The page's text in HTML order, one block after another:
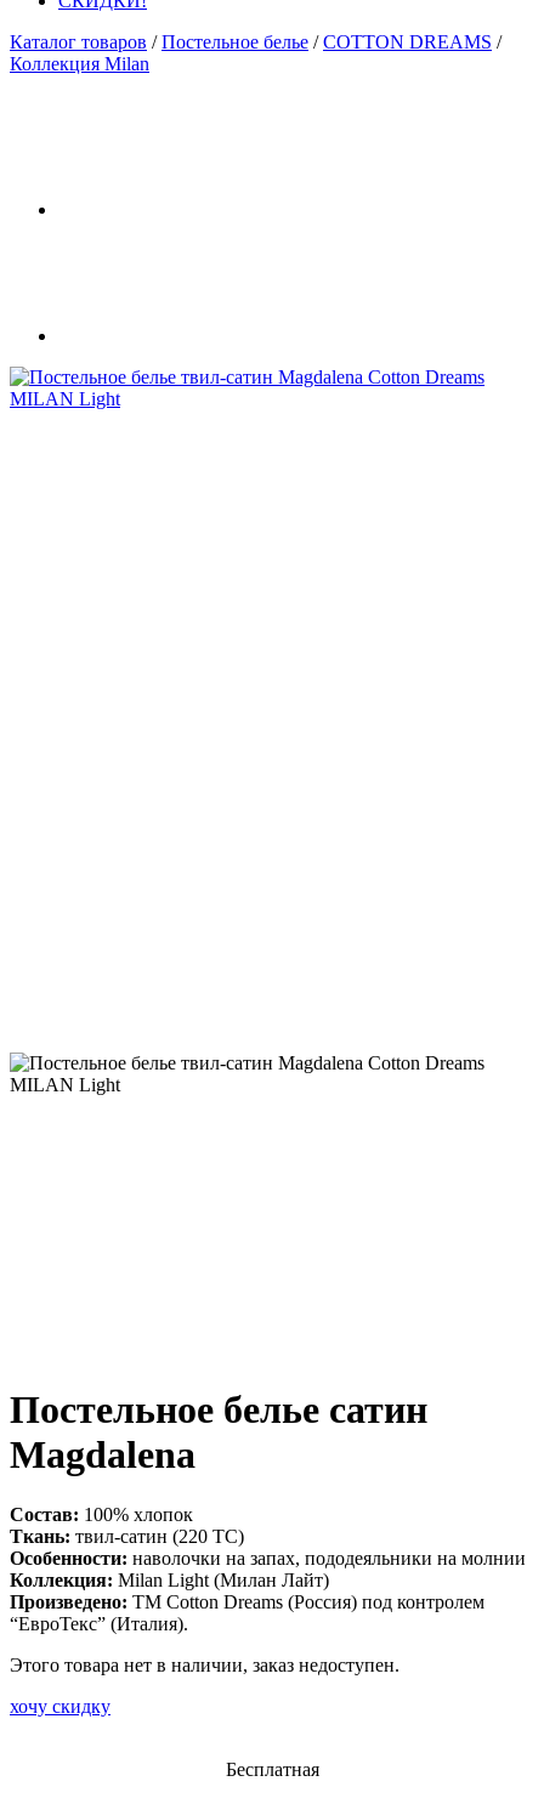
Каталог товаров / Постельное белье / COTTON DREAMS /
Коллекция Milan
Постельное белье сатин
Magdalena
Состав: 100% хлопок
Ткань: твил-сатин (220 ТС)
Особенности: наволочки на запах, пододеяльники на молнии
Коллекция: Milan Light (Милан Лайт)
Произведено: ТМ Cotton Dreams (Россия) под контролем
“ЕвроТекс” (Италия).
Этого товара нет в наличии, заказ недоступен.
хочу скидку
Бесплатная